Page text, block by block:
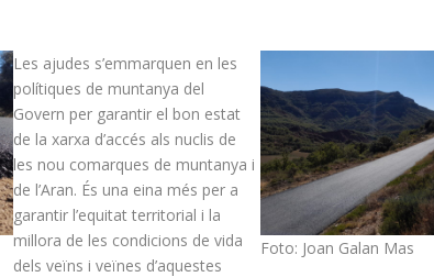
Les ajudes s’emmarquen en les
polítiques de muntanya del
Govern per garantir el bon estat
de la xarxa d’accés als nuclis de
les nou comarques de muntanya i
de l’Aran. És una eina més per a
garantir l’equitat territorial i la
millora de les condicions de vida
dels veïns i veïnes d’aquestes
Foto: Joan Galan Mas